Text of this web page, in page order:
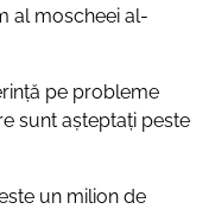
al moscheei al-
pe probleme
sunt așteptați peste
un milion de